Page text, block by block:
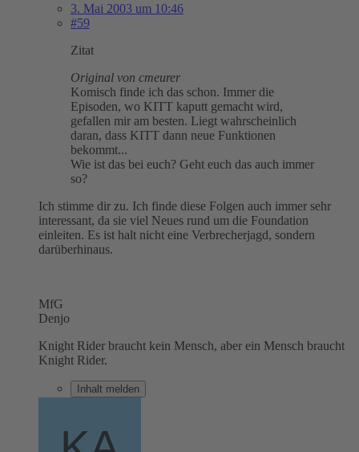
3. Mai 2003 um 10:46
#59
Zitat
Original von cmeurer
Komisch finde ich das schon. Immer die
Episoden, wo KITT kaputt gemacht wird,
gefallen mir am besten. Liegt wahrscheinlich
daran, dass KITT dann neue Funktionen
bekommt...
Wie ist das bei euch? Geht euch das auch immer
so?
Ich stimme dir zu. Ich finde diese Folgen auch immer sehr
interessant, da sie viel Neues rund um die Foundation
einleiten. Es ist halt nicht eine Verbrecherjagd, sondern
darüberhinaus.
MfG
Denjo
Knight Rider braucht kein Mensch, aber ein Mensch braucht
Knight Rider.
Inhalt melden